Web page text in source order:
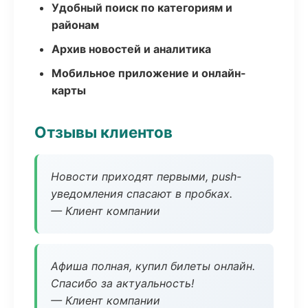
Удобный поиск по категориям и
районам
Архив новостей и аналитика
Мобильное приложение и онлайн-
карты
Отзывы клиентов
Новости приходят первыми, push-
уведомления спасают в пробках.
— Клиент компании
Афиша полная, купил билеты онлайн.
Спасибо за актуальность!
— Клиент компании